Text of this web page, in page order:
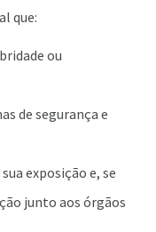
que:
ou
de segurança e
exposição e, se
junto aos órgãos